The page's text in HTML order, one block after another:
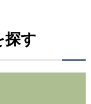
探す